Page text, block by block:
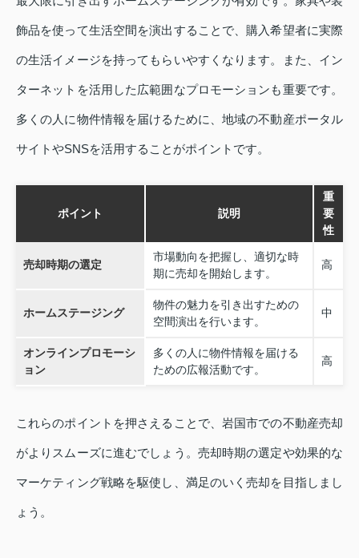
飾品を使って生活空間を演出することで、購入希望者に実際
の生活イメージを持ってもらいやすくなります。また、イン
ターネットを活用した広範囲なプロモーションも重要です。
多くの人に物件情報を届けるために、地域の不動産ポータル
サイトやSNSを活用することがポイントです。
ポイント 説明
重
要
性
売却時期の選定
市場動向を把握し、適切な時
期に売却を開始します。
高
ホームステージング
物件の魅力を引き出すための
空間演出を行います。
中
オンラインプロモーシ
ョン
多くの人に物件情報を届ける
ための広報活動です。
高
これらのポイントを押さえることで、岩国市での不動産売却
がよりスムーズに進むでしょう。売却時期の選定や効果的な
マーケティング戦略を駆使し、満足のいく売却を目指しまし
ょう。